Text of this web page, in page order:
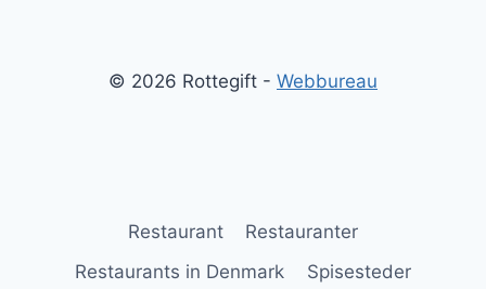
© 2026 Rottegift - Webbureau
Restaurant
Restauranter
Restaurants in Denmark
Spisesteder